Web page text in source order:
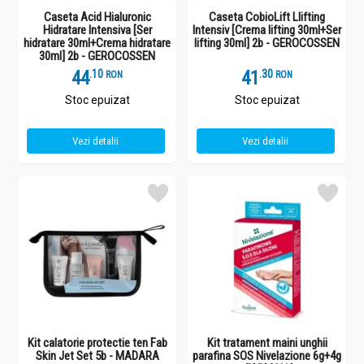
Caseta Acid Hialuronic
Hidratare Intensiva [Ser
hidratare 30ml+Crema hidratare
30ml] 2b - GEROCOSSEN
44.1 RON
Stoc epuizat
Vezi detalii
Caseta CobioLift Llifting
Intensiv [Crema lifting 30ml+Ser
lifting 30ml] 2b - GEROCOSSEN
41 .3 RON
Stoc epuizat
Vezi detalii
Kit calatorie protectie ten Fab
Skin Jet Set 5b - MADARA
Kit tratament maini unghii
parafina SOS Nivelazione 6g+4g